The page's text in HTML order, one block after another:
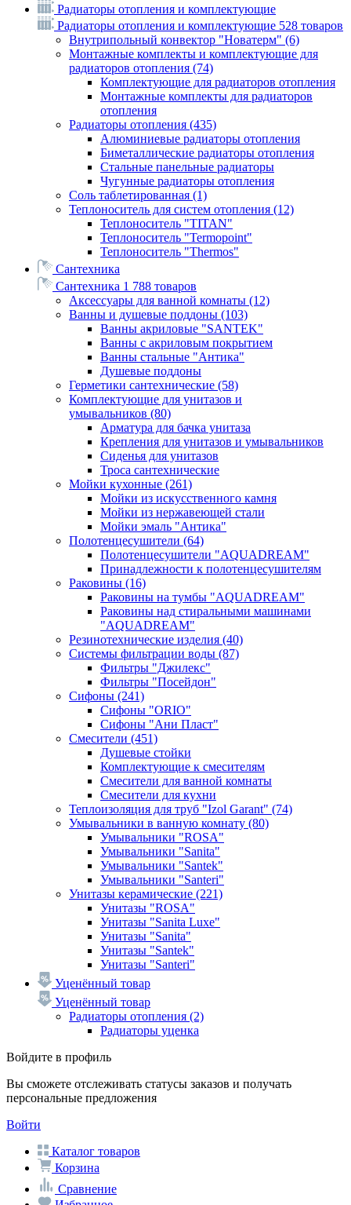
Радиаторы отопления и комплектующие
Радиаторы отопления и комплектующие 528 товаров
Внутрипольный конвектор "Новатерм" (6)
Монтажные комплекты и комплектующие для
радиаторов отопления (74)
Комплектующие для радиаторов отопления
Монтажные комплекты для радиаторов
отопления
Радиаторы отопления (435)
Алюминиевые радиаторы отопления
Биметаллические радиаторы отопления
Стальные панельные радиаторы
Чугунные радиаторы отопления
Соль таблетированная (1)
Теплоноситель для систем отопления (12)
Теплоноситель "TITAN"
Теплоноситель "Termopoint"
Теплоноситель "Thermos"
Сантехника
Сантехника 1 788 товаров
Аксессуары для ванной комнаты (12)
Ванны и душевые поддоны (103)
Ванны акриловые "SANTEK"
Ванны с акриловым покрытием
Ванны стальные "Антика"
Душевые поддоны
Герметики сантехнические (58)
Комплектующие для унитазов и
умывальников (80)
Арматура для бачка унитаза
Крепления для унитазов и умывальников
Сиденья для унитазов
Троса сантехнические
Мойки кухонные (261)
Мойки из искусственного камня
Мойки из нержавеющей стали
Мойки эмаль "Антика"
Полотенцесушители (64)
Полотенцесушители "AQUADREAM"
Принадлежности к полотенцесушителям
Раковины (16)
Раковины на тумбы "AQUADREAM"
Раковины над стиральными машинами
"AQUADREAM"
Резинотехнические изделия (40)
Системы фильтрации воды (87)
Фильтры "Джилекс"
Фильтры "Посейдон"
Сифоны (241)
Сифоны "ORIO"
Сифоны "Ани Пласт"
Смесители (451)
Душевые стойки
Комплектующие к смесителям
Смесители для ванной комнаты
Смесители для кухни
Теплоизоляция для труб "Izol Garant" (74)
Умывальники в ванную комнату (80)
Умывальники "ROSA"
Умывальники "Sanita"
Умывальники "Santek"
Умывальники "Santeri"
Унитазы керамические (221)
Унитазы "ROSA"
Унитазы "Sanita Luxe"
Унитазы "Sanita"
Унитазы "Santek"
Унитазы "Santeri"
Уценённый товар
Уценённый товар
Радиаторы отопления (2)
Радиаторы уценка
Войдите в профиль
Вы сможете отслеживать статусы заказов и получать
персональные предложения
Войти
Каталог товаров
Корзина
Сравнение